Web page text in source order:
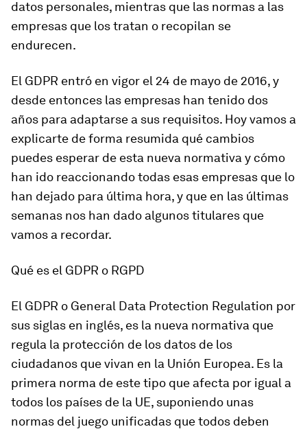
datos personales, mientras que las normas a las
empresas que los tratan o recopilan se
endurecen.
El GDPR entró en vigor el 24 de mayo de 2016, y
desde entonces las empresas han tenido dos
años para adaptarse a sus requisitos. Hoy vamos a
explicarte de forma resumida qué cambios
puedes esperar de esta nueva normativa y cómo
han ido reaccionando todas esas empresas que lo
han dejado para última hora, y que en las últimas
semanas nos han dado algunos titulares que
vamos a recordar.
Qué es el GDPR o RGPD
El GDPR o General Data Protection Regulation por
sus siglas en inglés, es la nueva normativa que
regula la protección de los datos de los
ciudadanos que vivan en la Unión Europea. Es la
primera norma de este tipo que afecta por igual a
todos los países de la UE, suponiendo unas
normas del juego unificadas que todos deben